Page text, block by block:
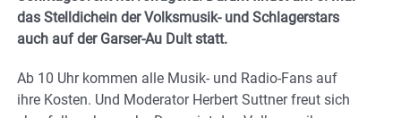
das Stelldichein der Volksmusik- und Schlagerstars
auch auf der Garser-Au Dult statt.
Ab 10 Uhr kommen alle Musik- und Radio-Fans auf
ihre Kosten. Und Moderator Herbert Suttner freut sich